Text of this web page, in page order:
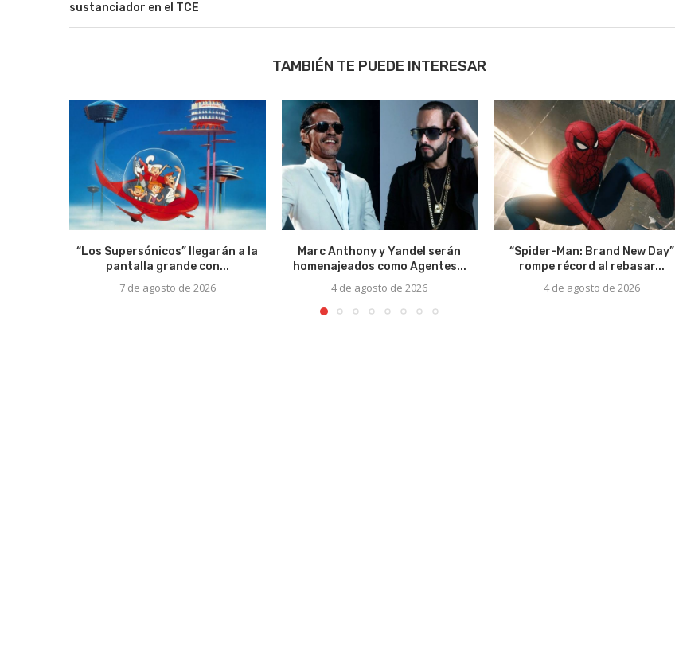
sustanciador en el TCE
TAMBIÉN TE PUEDE INTERESAR
“Los Supersónicos” llegarán a la
pantalla grande con...
7 de agosto de 2026
Marc Anthony y Yandel serán
homenajeados como Agentes...
4 de agosto de 2026
“Spider-Man: Brand New Day”
rompe récord al rebasar...
4 de agosto de 2026